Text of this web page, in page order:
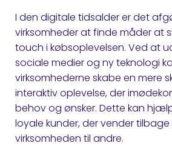
I den digitale tidsalder er det
virksomheder at finde måder at
touch i købsoplevelsen. Ved at
sociale medier og ny teknologi
virksomhederne skabe en mere
interaktiv oplevelse, der
behov og ønsker. Dette kan
loyale kunder, der vender
virksomheden til andre.